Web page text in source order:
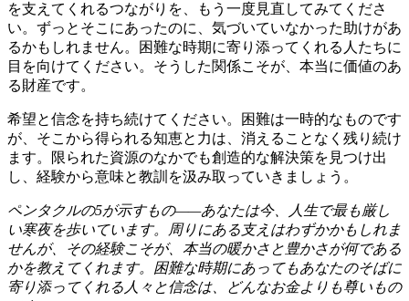
を支えてくれるつながりを、もう一度見直してみてくださ
い。ずっとそこにあったのに、気づいていなかった助けがあ
るかもしれません。困難な時期に寄り添ってくれる人たちに
目を向けてください。そうした関係こそが、本当に価値のあ
る財産です。
希望と信念を持ち続けてください。困難は一時的なものです
が、そこから得られる知恵と力は、消えることなく残り続け
ます。限られた資源のなかでも創造的な解決策を見つけ出
し、経験から意味と教訓を汲み取っていきましょう。
ペンタクルの5が示すもの——あなたは今、人生で最も厳し
い寒夜を歩いています。周りにある支えはわずかかもしれま
せんが、その経験こそが、本当の暖かさと豊かさが何である
かを教えてくれます。困難な時期にあってもあなたのそばに
寄り添ってくれる人々と信念は、どんなお金よりも尊いもの